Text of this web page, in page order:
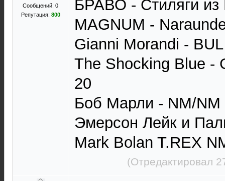
Сообщений: 0
Репутация: 800
БРАВО - Стиляги
MAGNUM -
Gianni Morandi -
The Shocking Blue -
20
Боб Марли - NM/NM
Эмерсон Лейк и
Mark Bolan T.REX
(Отредактировал